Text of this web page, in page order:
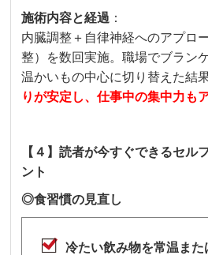
施術内容と経過 ：
内臓調整＋自律神経へのアプロ
整）を数回実施。職場でブラン
温かいもの中心に切り替えた結
りが安定し、仕事中の集中力もア
【４】読者が今すぐできるセル
ント
◎食習慣の見直し
冷たい飲み物を常温また